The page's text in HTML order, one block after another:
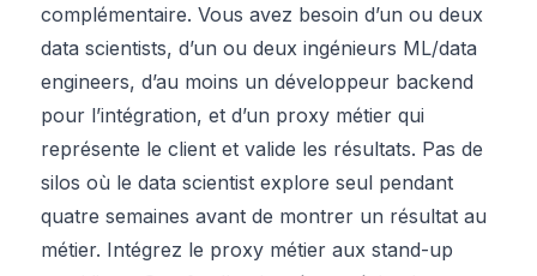
complémentaire. Vous avez besoin d’un ou deux
data scientists, d’un ou deux ingénieurs ML/data
engineers, d’au moins un développeur backend
pour l’intégration, et d’un proxy métier qui
représente le client et valide les résultats. Pas de
silos où le data scientist explore seul pendant
quatre semaines avant de montrer un résultat au
métier. Intégrez le proxy métier aux stand-up